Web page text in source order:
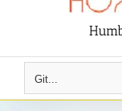
Git...